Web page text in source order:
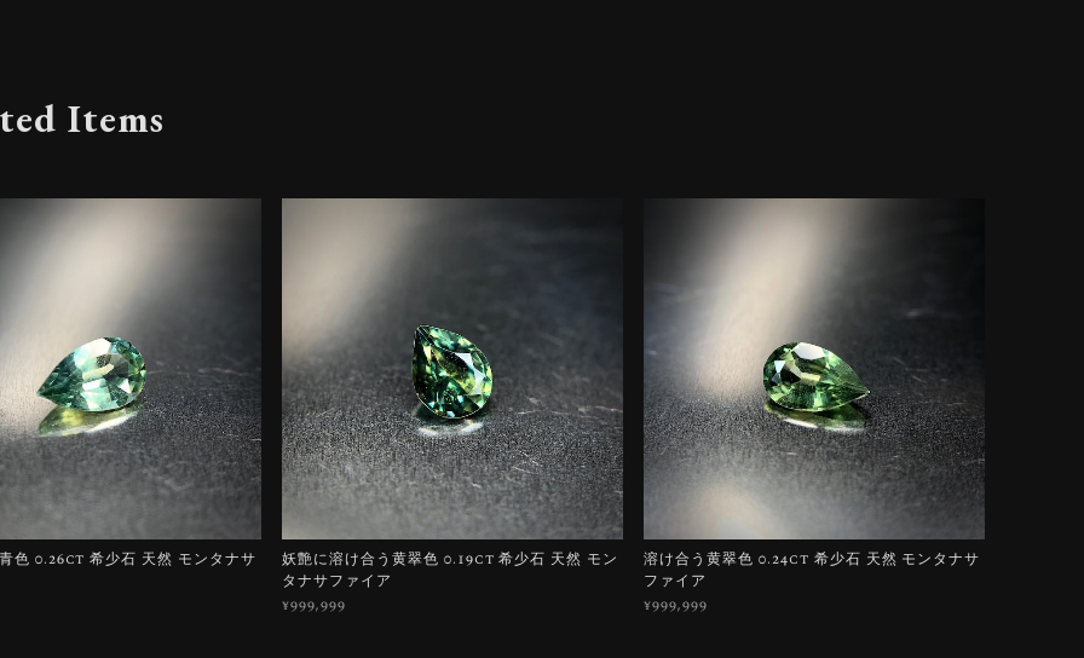
Items
色 0.26ct 希少石 天然 モンタナサ
妖艶に溶け合う黄翠色 0.19ct 希少石 天然 モン
タナサファイア
¥999,999
溶け合う黄翠色 0.24ct 希少石 天然 モンタナサ
ファイア
¥999,999